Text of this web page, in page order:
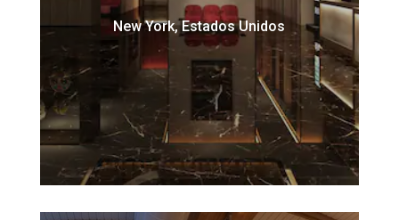
New York, Estados Unidos